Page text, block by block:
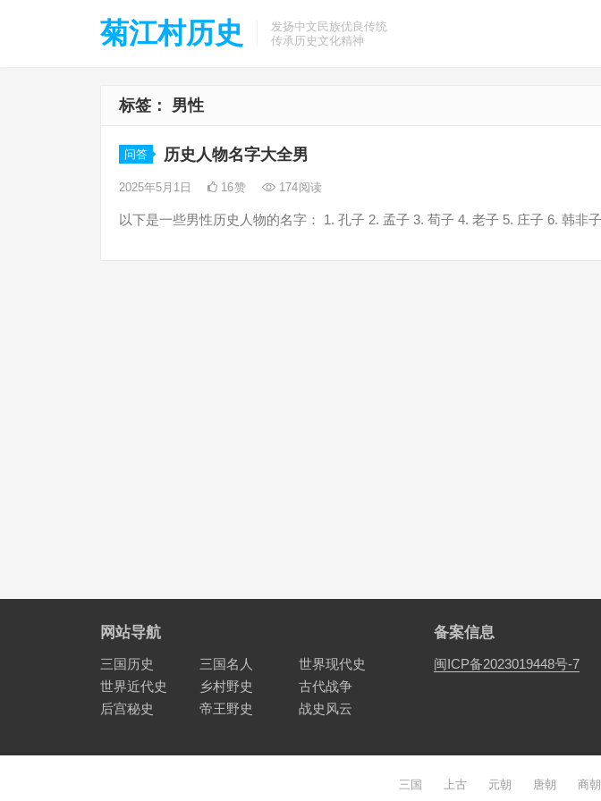
菊江村历史
发扬中文民族优良传统
传承历史文化精神
标签： 男性
问答 历史人物名字大全男
2025年5月1日 16赞 174阅读
以下是一些男性历史人物的名字： 1. 孔子 2. 孟子 3. 荀子 4. 老子 5. 庄子 6. 韩非
网站导航
三国历史 三国名人
世界现代史
世界近代史
乡村野史
古代战争
后宫秘史
帝王野史 战史风云
备案信息
闽ICP备2023019448号-7
三国 上古 元朝 唐朝 商朝